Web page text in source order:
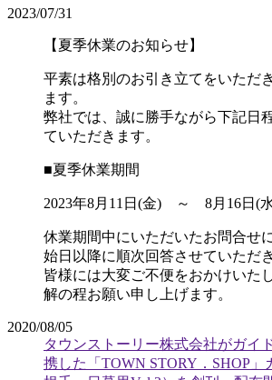
2023/07/31
【夏季休業のお知らせ】
平素は格別のお引き立てをいただ
ます。
弊社では、誠に勝手ながら下記日
ていただきます。
■夏季休業期間
2023年8月11日(金) ～ 8月16日(
休業期間中にいただいたお問合せ
始日以降に順次回答させていただ
皆様には大変ご不便をおかけいた
解の程お願い申し上げます。
2020/08/05
タウンストーリー株式会社がガイ
携した「TOWN STORY．SHOP」